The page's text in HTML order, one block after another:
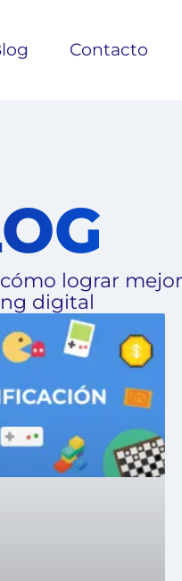
Contacto
lograr
digital